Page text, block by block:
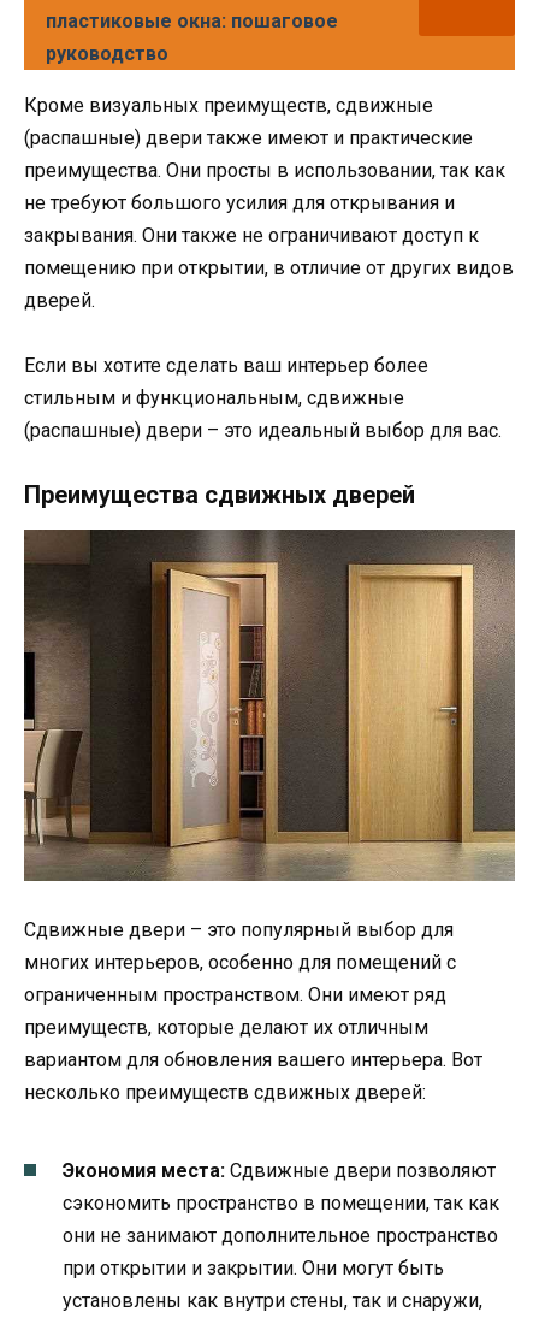
пластиковые окна: пошаговое
руководство
Кроме визуальных преимуществ, сдвижные
(распашные) двери также имеют и практические
преимущества. Они просты в использовании, так как
не требуют большого усилия для открывания и
закрывания. Они также не ограничивают доступ к
помещению при открытии, в отличие от других видов
дверей.
Если вы хотите сделать ваш интерьер более
стильным и функциональным, сдвижные
(распашные) двери – это идеальный выбор для вас.
Преимущества сдвижных дверей
Сдвижные двери – это популярный выбор для
многих интерьеров, особенно для помещений с
ограниченным пространством. Они имеют ряд
преимуществ, которые делают их отличным
вариантом для обновления вашего интерьера. Вот
несколько преимуществ сдвижных дверей:
Экономия места: Сдвижные двери позволяют
сэкономить пространство в помещении, так как
они не занимают дополнительное пространство
при открытии и закрытии. Они могут быть
установлены как внутри стены, так и снаружи,